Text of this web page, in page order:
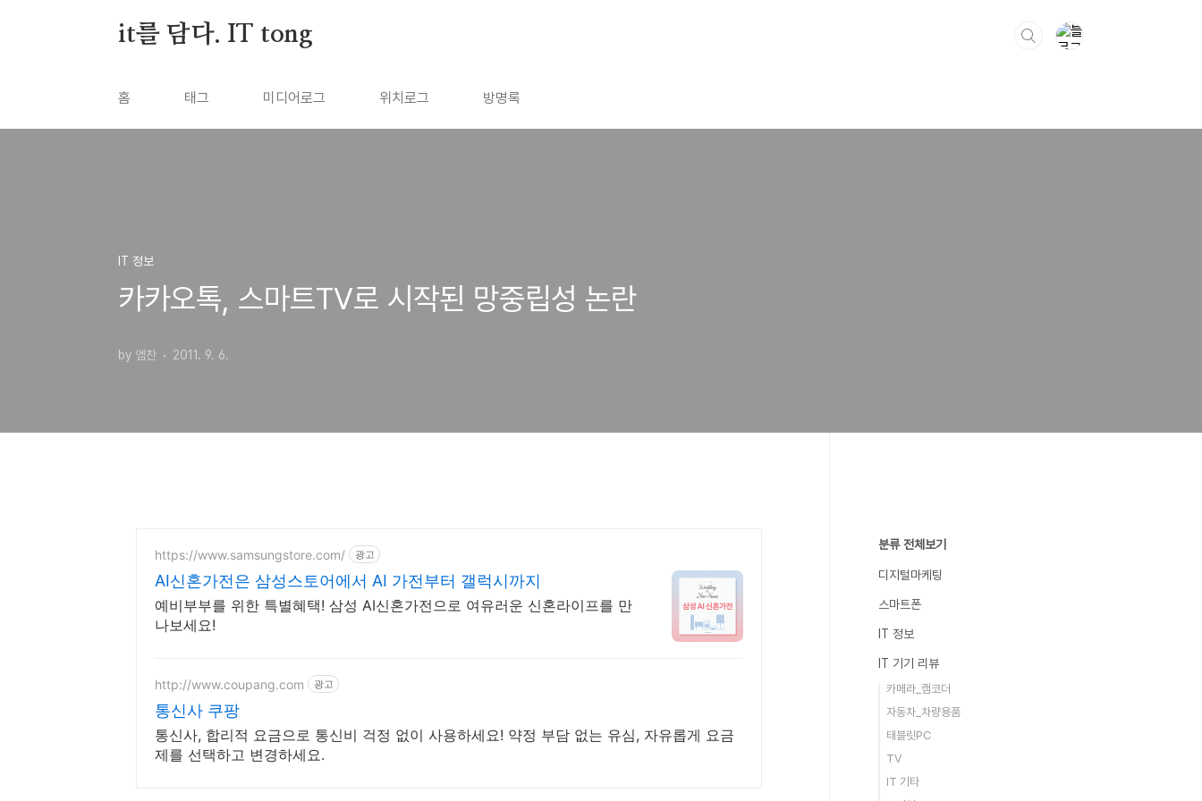
it를 담다. IT tong
홈 태그 미디어로그 위치로그 방명록
IT 정보
카카오톡, 스마트TV로 시작된 망중립성 논란
by 엠찬 2011. 9. 6.
https://www.samsungstore.com/ 광고
AI신혼가전은 삼성스토어에서 AI 가전부터 갤럭시까지
예비부부를 위한 특별혜택! 삼성 AI신혼가전으로 여유러운 신혼라이프를 만
나보세요!
http://www.coupang.com 광고
통신사 쿠팡
통신사, 합리적 요금으로 통신비 걱정 없이 사용하세요! 약정 부담 없는 유심, 자유롭게 요금
제를 선택하고 변경하세요.
분류 전체보기
디지털마케팅
스마트폰
IT 정보
IT 기기 리뷰
카메라_캠코더
자동차_차량용품
태블릿PC
TV
IT 기타